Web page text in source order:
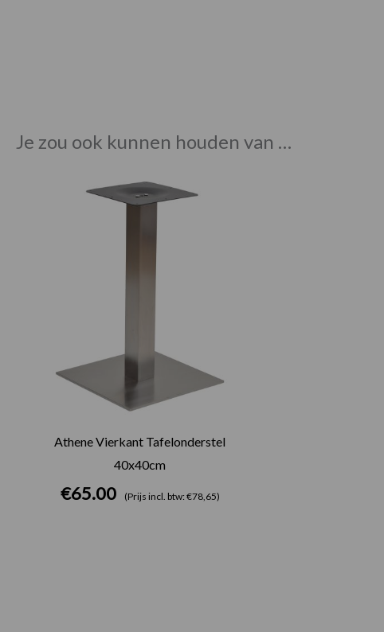
Je zou ook kunnen houden van …
Athene Vierkant Tafelonderstel
40x40cm
€65.00 (Prijs incl. btw: €78,65)